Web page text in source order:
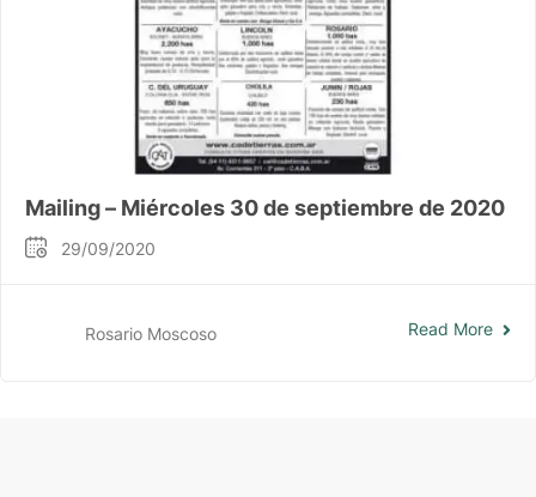
Mailing – Miércoles 30 de septiembre de 2020
29/09/2020
Rosario Moscoso Read More